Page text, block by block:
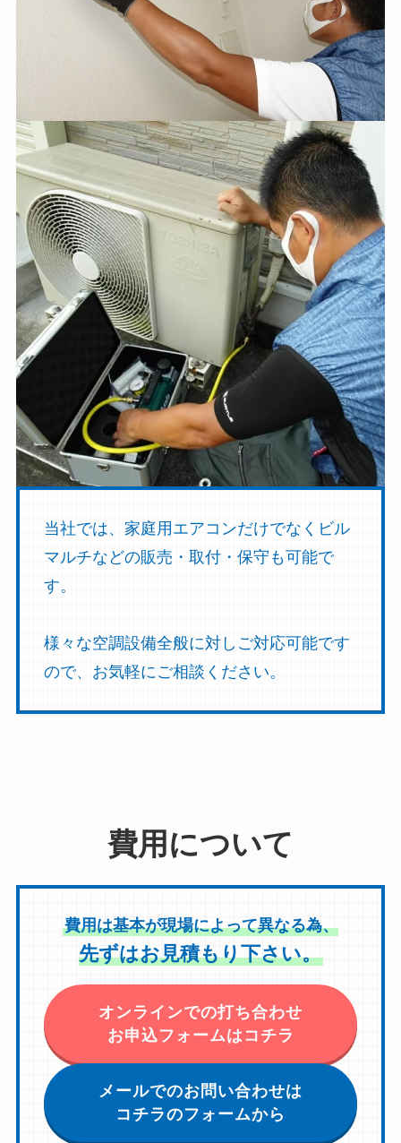
当社では、家庭用エアコンだけでなくビル
マルチなどの販売・取付・保守も可能で
す。
様々な空調設備全般に対しご対応可能です
ので、お気軽にご相談ください。
費用について
費用は基本が現場によって異なる為、
先ずはお見積もり下さい。
オンラインでの打ち合わせ
お申込フォームはコチラ
メールでのお問い合わせは
コチラのフォームから